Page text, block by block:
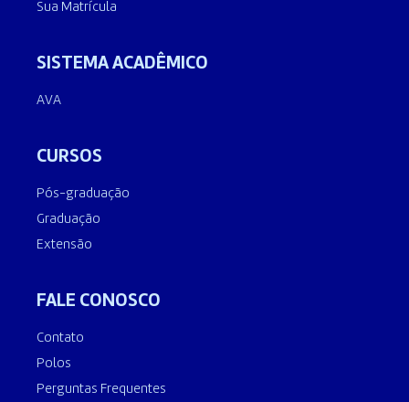
Sua Matrícula
SISTEMA ACADÊMICO
AVA
CURSOS
Pós-graduação
Graduação
Extensão
FALE CONOSCO
Contato
Polos
Perguntas Frequentes